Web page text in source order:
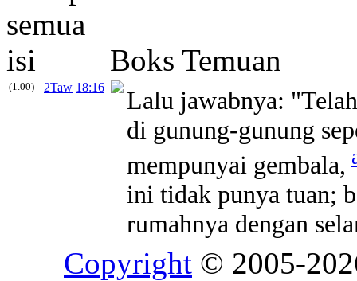
Boks Temuan
(1.00) 2Taw 18:16
Lalu jawabnya:
di gunung-gunung
mempunyai gembala,
ini tidak punya tuan;
rumahnya dengan
Copyright © 2005-